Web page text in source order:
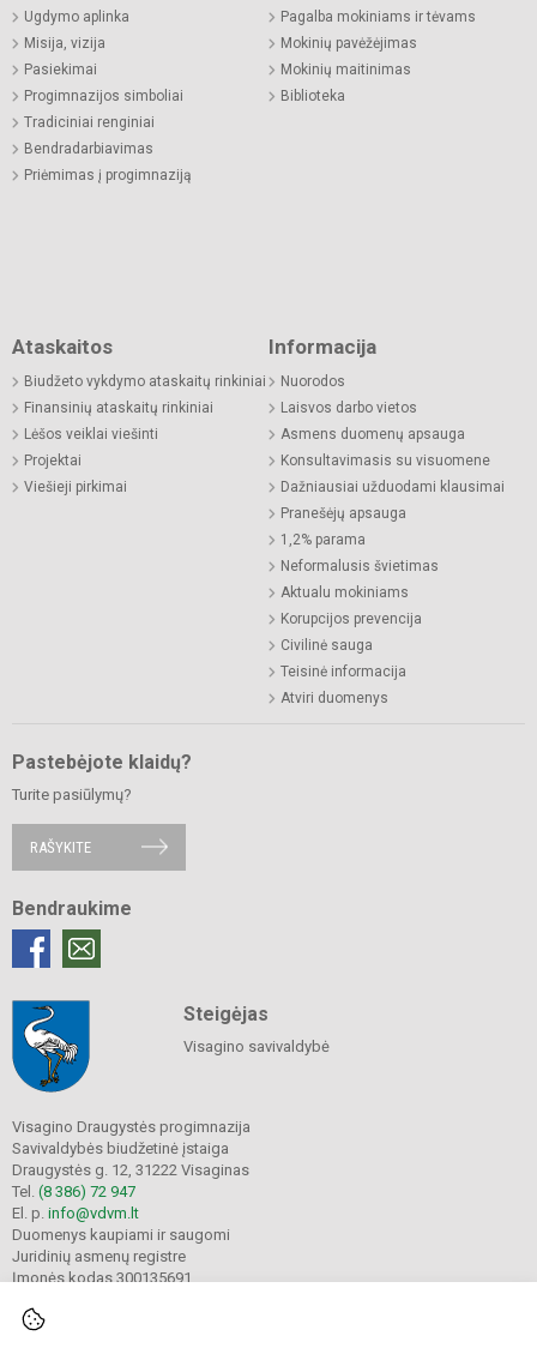
Ugdymo aplinka
Misija, vizija
Pasiekimai
Progimnazijos simboliai
Tradiciniai renginiai
Bendradarbiavimas
Priėmimas į progimnaziją
Pagalba mokiniams ir tėvams
Mokinių pavėžėjimas
Mokinių maitinimas
Biblioteka
Ataskaitos
Biudžeto vykdymo ataskaitų rinkiniai
Finansinių ataskaitų rinkiniai
Lėšos veiklai viešinti
Projektai
Viešieji pirkimai
Informacija
Nuorodos
Laisvos darbo vietos
Asmens duomenų apsauga
Konsultavimasis su visuomene
Dažniausiai užduodami klausimai
Pranešėjų apsauga
1,2% parama
Neformalusis švietimas
Aktualu mokiniams
Korupcijos prevencija
Civilinė sauga
Teisinė informacija
Atviri duomenys
Pastebėjote klaidų?
Turite pasiūlymų?
RAŠYKITE
Bendraukime
Steigėjas
Visagino savivaldybė
Visagino Draugystės progimnazija
Savivaldybės biudžetinė įstaiga
Draugystės g. 12, 31222 Visaginas
Tel. (8 386) 72 947
El. p. info@vdvm.lt
Duomenys kaupiami ir saugomi
Juridinių asmenų registre
Įmonės kodas 300135691